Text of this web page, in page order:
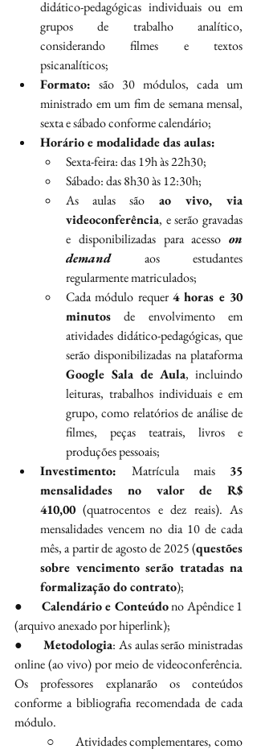
didático-pedagógicas individuais ou em
grupos de trabalho analítico,
considerando filmes e textos
psicanalíticos;
Formato: são 30 módulos, cada um
ministrado em um fim de semana mensal,
sexta e sábado conforme calendário;
Horário e modalidade das aulas:
Sexta-feira: das 19h às 22h30;
Sábado: das 8h30 às 12:30h;
As aulas são ao vivo, via
videoconferência, e serão gravadas
e disponibilizadas para acesso on
demand aos estudantes
regularmente matriculados;
Cada módulo requer 4 horas e 30
minutos de envolvimento em
atividades didático-pedagógicas, que
serão disponibilizadas na plataforma
Google Sala de Aula, incluindo
leituras, trabalhos individuais e em
grupo, como relatórios de análise de
filmes, peças teatrais, livros e
produções pessoais;
Investimento: Matrícula mais 35
mensalidades no valor de R$
410,00 (quatrocentos e dez reais). As
mensalidades vencem no dia 10 de cada
mês, a partir de agosto de 2025 (questões
sobre vencimento serão tratadas na
formalização do contrato);
● Calendário e Conteúdo no Apêndice 1
(arquivo anexado por hiperlink);
● Metodologia: As aulas serão ministradas
online (ao vivo) por meio de videoconferência.
Os professores explanarão os conteúdos
conforme a bibliografia recomendada de cada
módulo.
○       Atividades complementares, como